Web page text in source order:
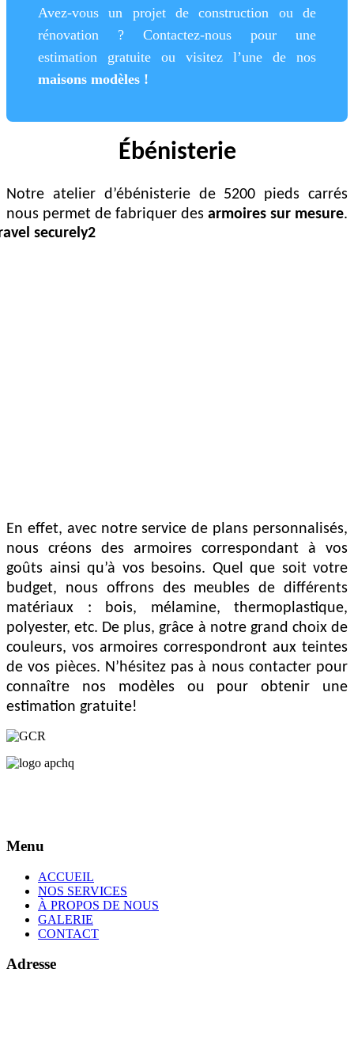
Avez-vous un projet de construction ou de
rénovation ? Contactez-nous pour une
estimation gratuite ou visitez l’une de nos
maisons modèles !
Ébénisterie
Notre atelier d’ébénisterie de 5200 pieds carrés
nous permet de fabriquer des armoires sur mesure.
En effet, avec notre service de plans personnalisés,
nous créons des armoires correspondant à vos
goûts ainsi qu’à vos besoins. Quel que soit votre
budget, nous offrons des meubles de différents
matériaux : bois, mélamine, thermoplastique,
polyester, etc. De plus, grâce à notre grand choix de
couleurs, vos armoires correspondront aux teintes
de vos pièces. N’hésitez pas à nous contacter pour
connaître nos modèles ou pour obtenir une
estimation gratuite!
Menu
ACCUEIL
NOS SERVICES
À PROPOS DE NOUS
GALERIE
CONTACT
Adresse